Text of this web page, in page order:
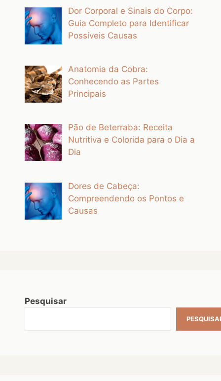
Dor Corporal e Sinais do Corpo:
Guia Completo para Identificar
Possíveis Causas
Anatomia da Cobra:
Conhecendo as Partes
Principais
Pão de Beterraba: Receita
Nutritiva e Colorida para o Dia a
Dia
Dores de Cabeça:
Compreendendo os Pontos e
Causas
Pesquisar